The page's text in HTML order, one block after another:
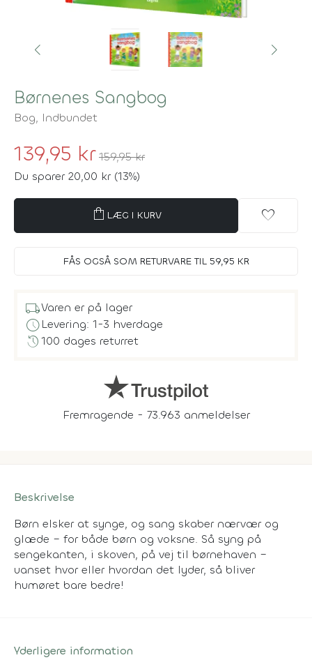
Børnenes Sangbog
Bog, Indbundet
139,95 kr 159,95 kr
Du sparer 20,00 kr (13%)
shopping_bag LÆG I KURV favorite
FÅS OGSÅ SOM RETURVARE TIL 59,95 KR
local_shippingVaren er på lager
scheduleLevering: 1-3 hverdage
history100 dages returret
Fremragende - 73.963 anmeldelser
Beskrivelse
Børn elsker at synge, og sang skaber nærvær og
glæde – for både børn og voksne. Så syng på
sengekanten, i skoven, på vej til børnehaven –
uanset hvor eller hvordan det lyder, så bliver
humøret bare bedre!
Yderligere information